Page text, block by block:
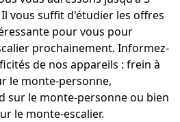
vous suffit d'étudier les offres
pour vous pour
prochainement. Informez-
de nos appareils : frein à
le monte-personne,
sur le monte-personneou bien
le monte-escalier.